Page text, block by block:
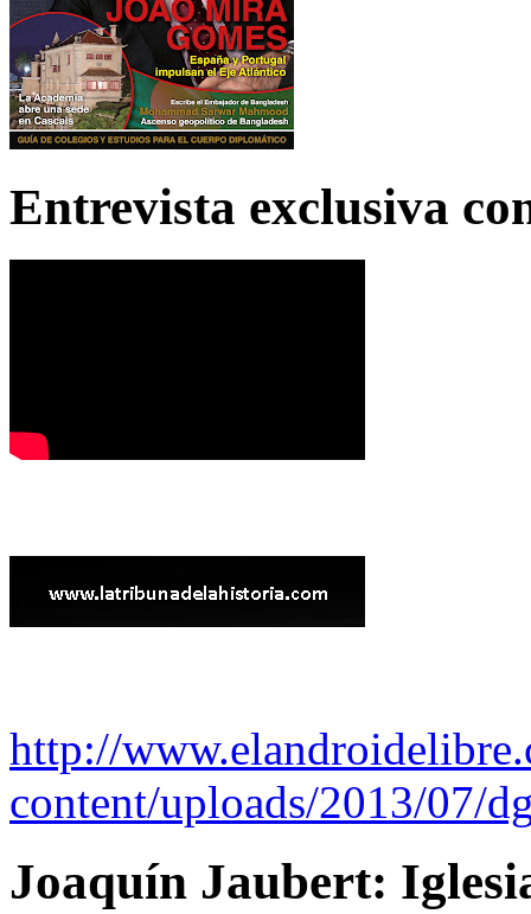
Entrevista exclusiva
http://
content/uploads/2013/07/
Joaquín Jaubert: